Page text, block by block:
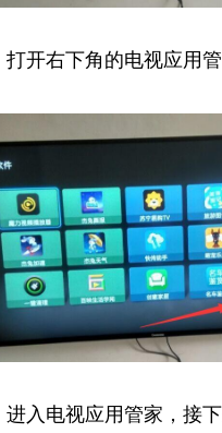
打开右下角的电视应用管
进入电视应用管家，接